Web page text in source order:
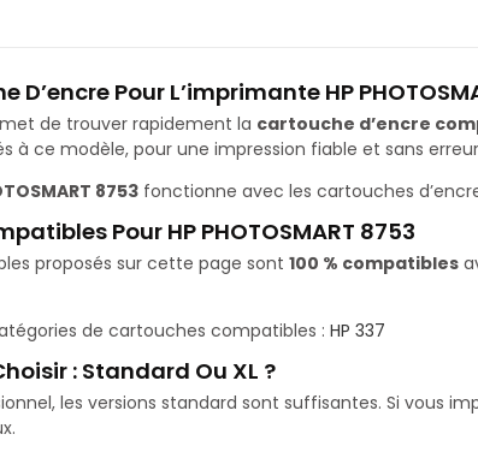
D’encre Pour L’imprimante HP
de trouver rapidement la cartouche d’encre
à ce modèle, pour une impression fiable et sans
8753 fonctionne avec les cartouches
Pour HP PHOTOSMART 8753
proposés sur cette page sont 100 % compatibles
de cartouches compatibles : HP 337
: Standard Ou XL ?
les versions standard sont suffisantes. Si vous